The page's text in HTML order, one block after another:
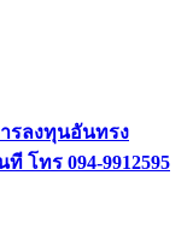
รลงทุนอันทรง
โทร 094-9912595